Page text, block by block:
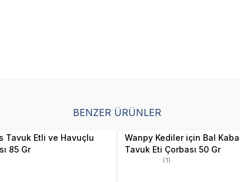
BENZER ÜRÜNLER
Tavuk Etli ve Havuçlu
85 Gr
Wanpy Kediler için Bal
Tavuk Eti Çorbası 50 Gr
(1)